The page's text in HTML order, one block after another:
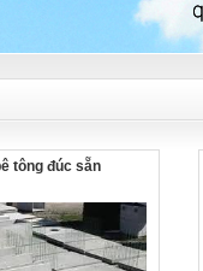
tông đúc sẵn